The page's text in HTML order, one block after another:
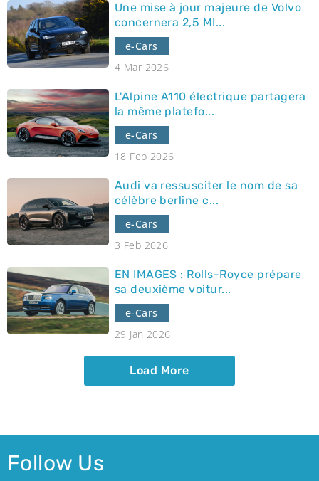
Une mise à jour majeure de Volvo
concernera 2,5 MI...
e-Cars
4 Mar 2026
L'Alpine A110 électrique partagera
la même platefo...
e-Cars
18 Feb 2026
Audi va ressusciter le nom de sa
célèbre berline c...
e-Cars
3 Feb 2026
EN IMAGES : Rolls-Royce prépare
sa deuxième voitur...
e-Cars
29 Jan 2026
Load More
Follow Us